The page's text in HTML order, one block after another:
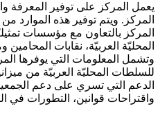
يعمل المركز على توفير المعرفة
المركز. ويتم توفير هذه الموارد
المركز بالتعاون مع مؤسسات
المحليّة العربيّة، نقابات
وتشمل المعلومات التي يوفرها
للسلطات المحليّة العربيّة من
الدعم التي تسري على دعم
واقتراحات قوانين، التطورات في